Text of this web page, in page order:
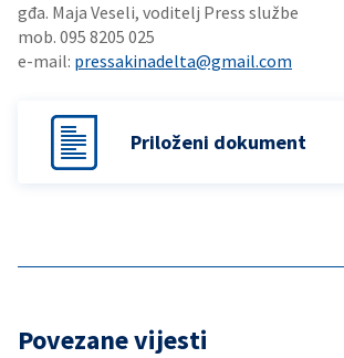
gđa. Maja Veseli, voditelj Press službe
mob. 095 8205 025
e-mail: pressakinadelta@gmail.com
Priloženi dokument
Povezane vijesti